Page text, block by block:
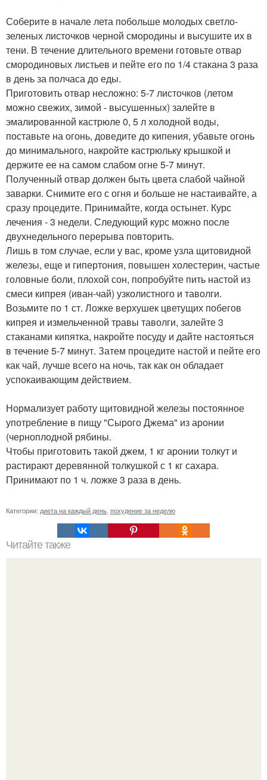
Соберите в начале лета побольше молодых светло-
зеленых листочков черной смородины и высушите их в
тени. В течение длительного времени готовьте отвар
смородиновых листьев и пейте его по 1/4 стакана 3 раза
в день за полчаса до еды.
Приготовить отвар несложно: 5-7 листочков (летом
можно свежих, зимой - высушенных) залейте в
эмалированной кастрюле 0, 5 л холодной воды,
поставьте на огонь, доведите до кипения, убавьте огонь
до минимального, накройте кастрюльку крышкой и
держите ее на самом слабом огне 5-7 минут.
Полученный отвар должен быть цвета слабой чайной
заварки. Снимите его с огня и больше не настаивайте, а
сразу процедите. Принимайте, когда остынет. Курс
лечения - 3 недели. Следующий курс можно после
двухнедельного перерыва повторить.
Лишь в том случае, если у вас, кроме узла щитовидной
железы, еще и гипертония, повышен холестерин, частые
головные боли, плохой сон, попробуйте пить настой из
смеси кипрея (иван-чай) узколистного и таволги.
Возьмите по 1 ст. Ложке верхушек цветущих побегов
кипрея и измельченной травы таволги, залейте 3
стаканами кипятка, накройте посуду и дайте настояться
в течение 5-7 минут. Затем процедите настой и пейте его
как чай, лучше всего на ночь, так как он обладает
успокаивающим действием.
Нормализует работу щитовидной железы постоянное
употребление в пищу "Сырого Джема" из аронии
(черноплодной рябины.
Чтобы приготовить такой джем, 1 кг аронии толкут и
растирают деревянной толкушкой с 1 кг сахара.
Принимают по 1 ч. ложке 3 раза в день.
Категории: диета на каждый день похудение за неделю
Читайте также